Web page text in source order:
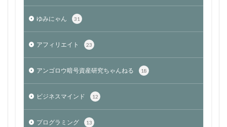
ゆみにゃん 31
アフィリエイト 23
アンゴロウ暗号資産研究ちゃんねる 18
ビジネスマインド 12
プログラミング 13